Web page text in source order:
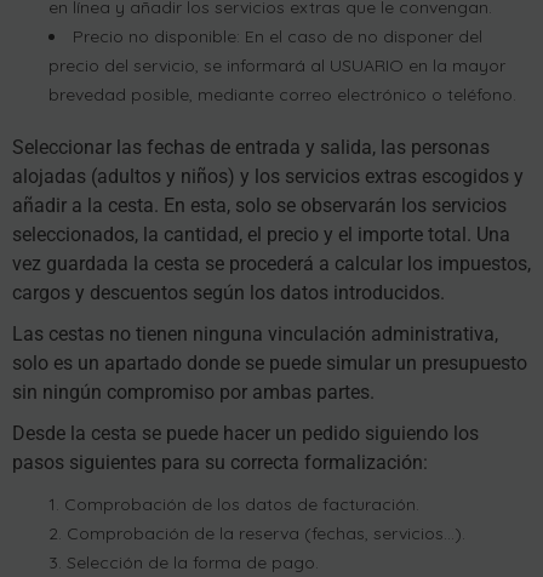
en línea y añadir los servicios extras que le convengan.
Precio no disponible: En el caso de no disponer del
precio del servicio, se informará al USUARIO en la mayor
brevedad posible, mediante correo electrónico o teléfono.
Seleccionar las fechas de entrada y salida, las personas
alojadas (adultos y niños) y los servicios extras escogidos y
añadir a la cesta. En esta, solo se observarán los servicios
seleccionados, la cantidad, el precio y el importe total. Una
vez guardada la cesta se procederá a calcular los impuestos,
cargos y descuentos según los datos introducidos.
Las cestas no tienen ninguna vinculación administrativa,
solo es un apartado donde se puede simular un presupuesto
sin ningún compromiso por ambas partes.
Desde la cesta se puede hacer un pedido siguiendo los
pasos siguientes para su correcta formalización:
Comprobación de los datos de facturación.
Comprobación de la reserva (fechas, servicios…).
Selección de la forma de pago.